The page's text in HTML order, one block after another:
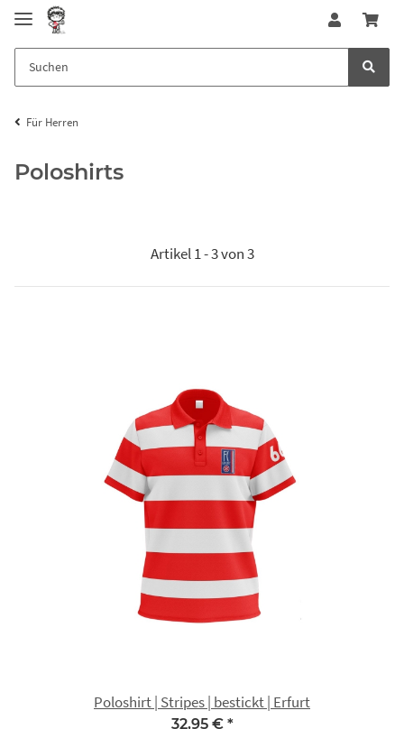
Für Herren
Poloshirts
Artikel 1 - 3 von 3
Poloshirt | Stripes | bestickt | Erfurt
32,95 € *